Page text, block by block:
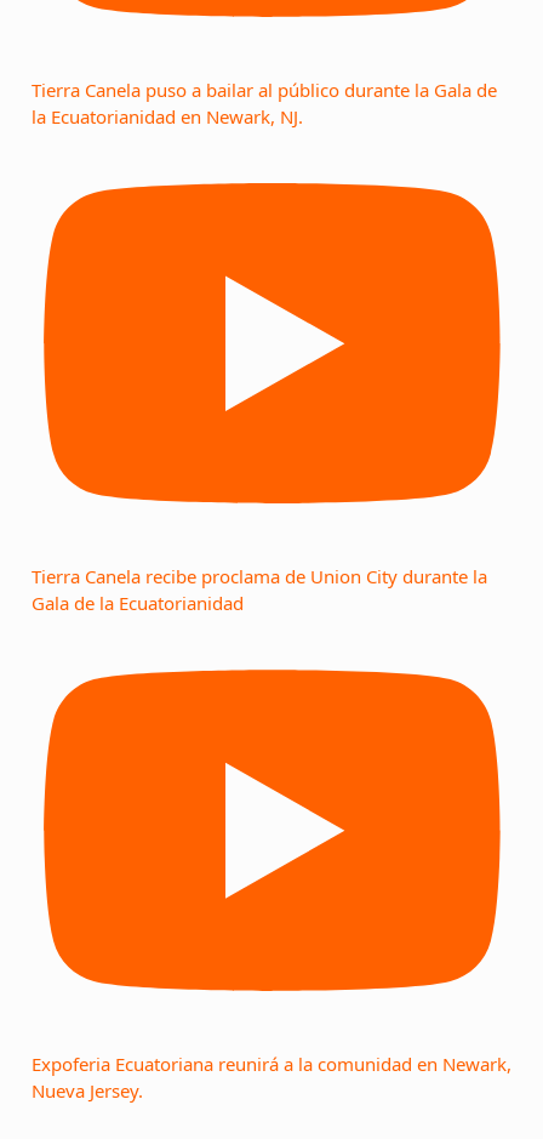
Tierra Canela puso a bailar al público durante la Gala de
la Ecuatorianidad en Newark, NJ.
Tierra Canela recibe proclama de Union City durante la
Gala de la Ecuatorianidad
Expoferia Ecuatoriana reunirá a la comunidad en Newark,
Nueva Jersey.